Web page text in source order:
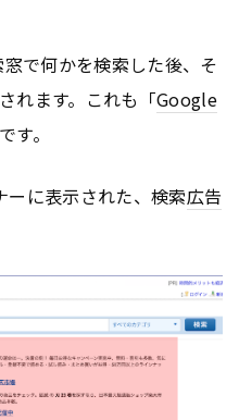
で何かを検索した後、そ
れます。これも「Google
す。
ーに表示された、検索広告